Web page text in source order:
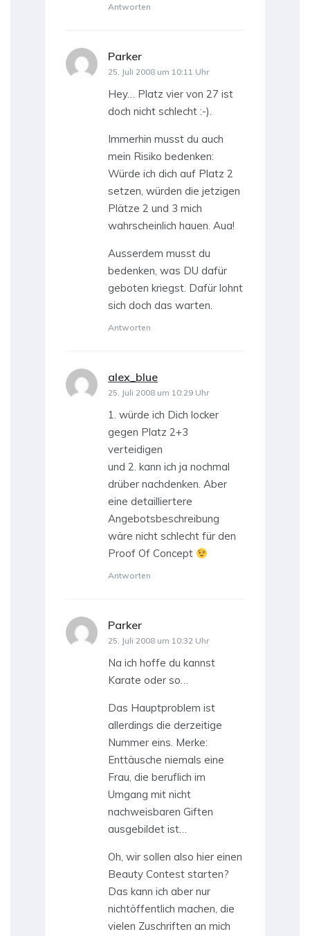
Antworten
Parker
25. Juli 2008 um 10:11 Uhr
Hey… Platz vier von 27 ist
doch nicht schlecht :-).
Immerhin musst du auch
mein Risiko bedenken:
Würde ich dich auf Platz 2
setzen, würden die jetzigen
Plätze 2 und 3 mich
wahrscheinlich hauen. Aua!
Ausserdem musst du
bedenken, was DU dafür
geboten kriegst. Dafür lohnt
sich doch das warten.
Antworten
alex_blue
25. Juli 2008 um 10:29 Uhr
1. würde ich Dich locker
gegen Platz 2+3
verteidigen
und 2. kann ich ja nochmal
drüber nachdenken. Aber
eine detailliertere
Angebotsbeschreibung
wäre nicht schlecht für den
Proof Of Concept
Antworten
Parker
25. Juli 2008 um 10:32 Uhr
Na ich hoffe du kannst
Karate oder so…
Das Hauptproblem ist
allerdings die derzeitige
Nummer eins. Merke:
Enttäusche niemals eine
Frau, die beruflich im
Umgang mit nicht
nachweisbaren Giften
ausgebildet ist…
Oh, wir sollen also hier einen
Beauty Contest starten?
Das kann ich aber nur
nichtöffentlich machen, die
vielen Zuschriften an mich